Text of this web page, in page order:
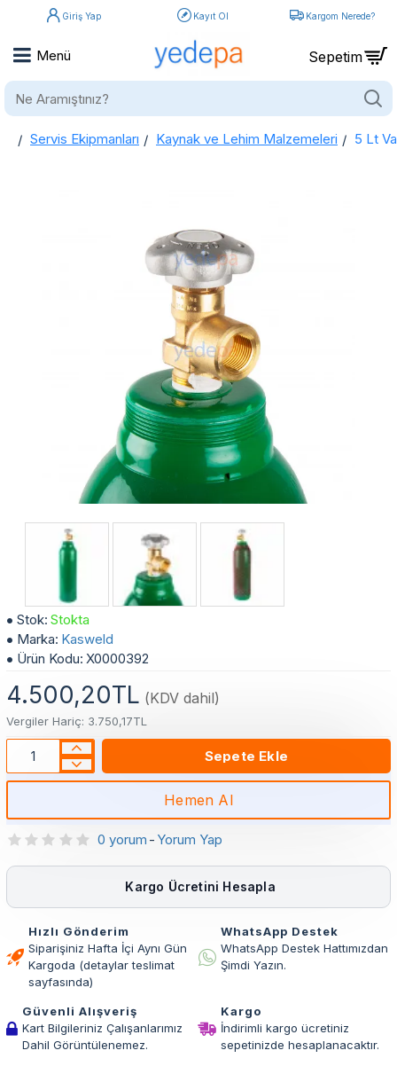
Giriş Yap Kayıt Ol Kargom Nerede?
Ne
home
Servis Ekipmanları Kaynak ve Lehim Malzemeleri 5 Lt
Stok: Stokta
Marka: Kasweld
Ürün Kodu: X0000392
0 yorum - Yorum Yap
4.500,20TL (KDV dahil)
Vergiler Hariç: 3.750,17TL
Sepete Ekle
Hemen Al
Kargo Ücretini Hesapla
Hızlı Gönderim
Siparişiniz Hafta İçi Aynı Gün
Kargoda (detaylar teslimat
sayfasında)
WhatsApp Destek
WhatsApp Destek Hattımızdan
Şimdi Yazın.
Güvenli Alışveriş
Kart Bilgileriniz Çalışanlarımız
Dahil Görüntülenemez.
Kargo
İndirimli kargo ücretiniz
sepetinizde hesaplanacaktır.